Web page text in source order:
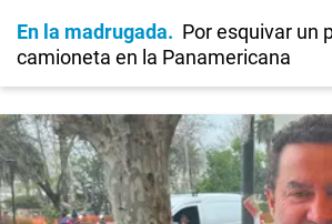
En la madrugada
Por esquivar un
camioneta en la Panamericana